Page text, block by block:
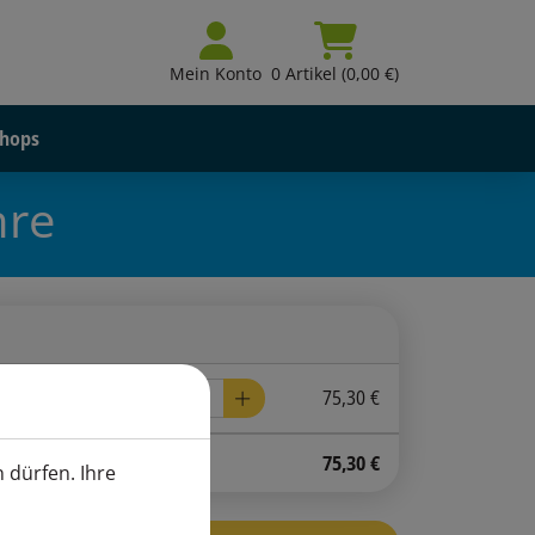
Mein Konto 0 Artikel (0,00 €)
75,30 €
75,30€
dürfen. Ihre